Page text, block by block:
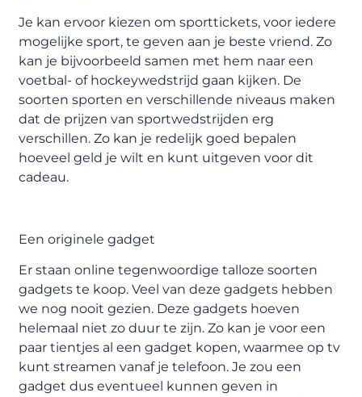
Je kan ervoor kiezen om sporttickets, voor iedere
mogelijke sport, te geven aan je beste vriend. Zo
kan je bijvoorbeeld samen met hem naar een
voetbal- of hockeywedstrijd gaan kijken. De
soorten sporten en verschillende niveaus maken
dat de prijzen van sportwedstrijden erg
verschillen. Zo kan je redelijk goed bepalen
hoeveel geld je wilt en kunt uitgeven voor dit
cadeau.
Een originele gadget
Er staan online tegenwoordige talloze soorten
gadgets te koop. Veel van deze gadgets hebben
we nog nooit gezien. Deze gadgets hoeven
helemaal niet zo duur te zijn. Zo kan je voor een
paar tientjes al een gadget kopen, waarmee op tv
kunt streamen vanaf je telefoon. Je zou een
gadget dus eventueel kunnen geven in